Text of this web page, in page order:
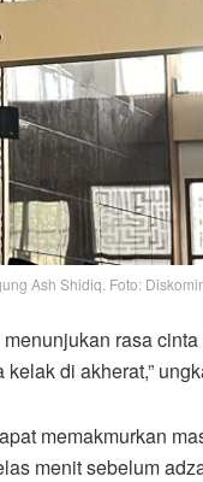
Ash Shidiq. Foto:
rasa
di akherat,”
memakmurkan
menit sebelum